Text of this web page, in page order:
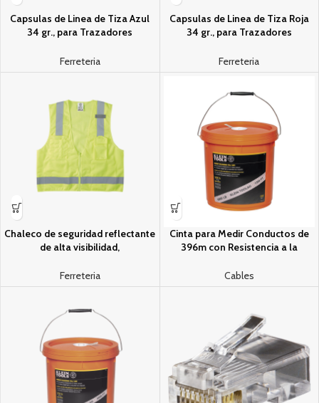
Capsulas de Li­nea de Tiza Azul
34 gr., para Trazadores
CHLK50R
Ferreteria
Capsulas de Li­nea de Tiza Roja
34 gr., para Trazadores
CHLK50R
Ferreteria
Chaleco de seguridad reflectante
de alta visibilidad,
bolsillos de diferente capacidad
Ferreteria
Cinta para Medir Conductos de
396m con Resistencia a la
Presentacion de Cubeta
Cables